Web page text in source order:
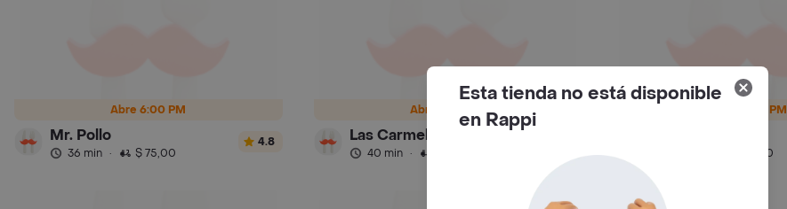
Abre 6:00 PM
Mr. Pollo
36 min · $ 75,00
4.8
Abre 11:45 AM
Las Carmelas
40 min ·
Abre 12:00 PM
$ 25,00
Esta tienda no está disponible
en Rappi